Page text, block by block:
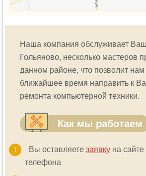
Наша компания обслуживает
Гольяново, несколько мастеров
данном районе, что позволит
ближайшее время направить к
ремонта компьютерной техники.
Как мы работаем
Вы оставляете заявку на
телефона